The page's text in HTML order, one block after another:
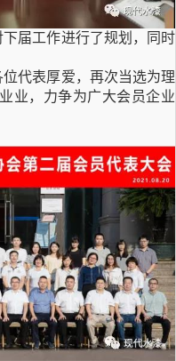
届工作进行了规划，同时
代表厚爱，再次当选为理
业，力争为广大会员企业